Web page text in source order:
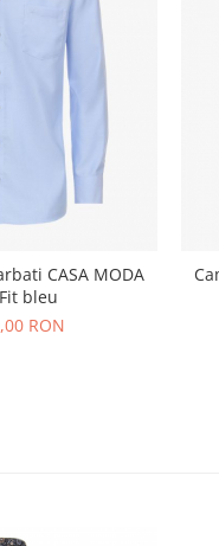
CASA MODA
bleu
RON